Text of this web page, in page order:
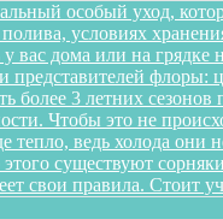
особый уход,
условиях
у вас дома или на
представителей
3 летних
Чтобы это не
ведь холода
существуют
свои правила.